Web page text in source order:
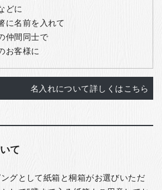
どに
に名前を入れて
仲間同士で
お客様に
名入れについて詳しくはこちら
て
グとして紙箱と桐箱がお選びいただ